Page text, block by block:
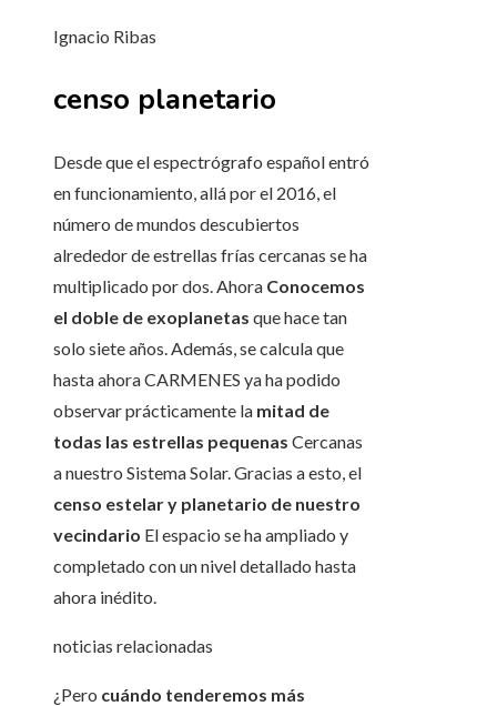
Ignacio Ribas
censo planetario
Desde que el espectrógrafo español entró
en funcionamiento, allá por el 2016, el
número de mundos descubiertos
alrededor de estrellas frías cercanas se ha
multiplicado por dos. Ahora Conocemos
el doble de exoplanetas que hace tan
solo siete años. Además, se calcula que
hasta ahora CARMENES ya ha podido
observar prácticamente la mitad de
todas las estrellas pequenas Cercanas
a nuestro Sistema Solar. Gracias a esto, el
censo estelar y planetario de nuestro
vecindario El espacio se ha ampliado y
completado con un nivel detallado hasta
ahora inédito.
noticias relacionadas
¿Pero cuándo tenderemos más